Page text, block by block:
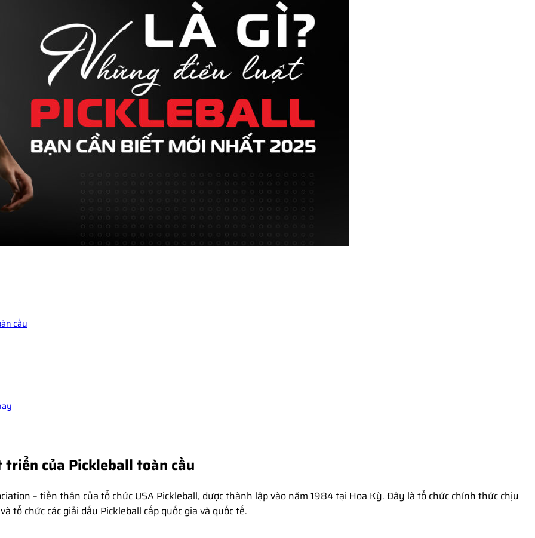
cầu
của Pickleball toàn cầu
– tiền thân của tổ chức USA Pickleball, được thành lập vào năm 1984 tại Hoa Kỳ. Đây là tổ chức chính thức chịu
chức các giải đấu Pickleball cấp quốc gia và quốc tế.